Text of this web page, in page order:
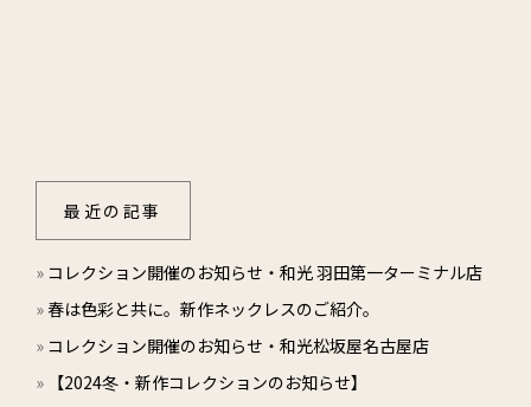
マレット
ニュース・お知らせ
最近の記事
» コレクション開催のお知らせ・和光 羽田第一ターミナル店
» 春は色彩と共に。新作ネックレスのご紹介。
» コレクション開催のお知らせ・和光松坂屋名古屋店
» 【2024冬・新作コレクションのお知らせ】